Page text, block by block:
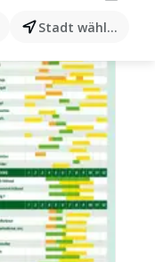
Produkten...
Stadt wählen